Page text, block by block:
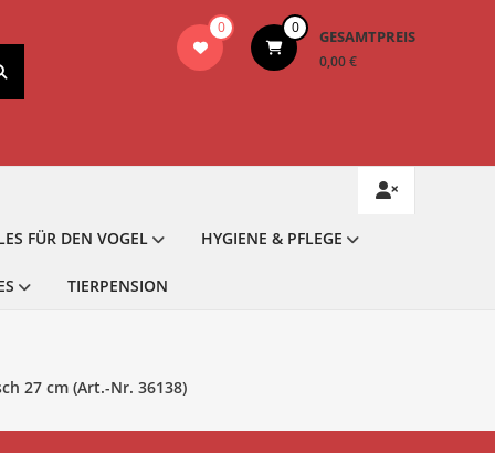
0 0 GESAMTPREIS
0,00 €
FÜR DEN VOGEL HYGIENE & PFLEGE
TIERPENSION
27 cm (Art.-Nr. 36138)